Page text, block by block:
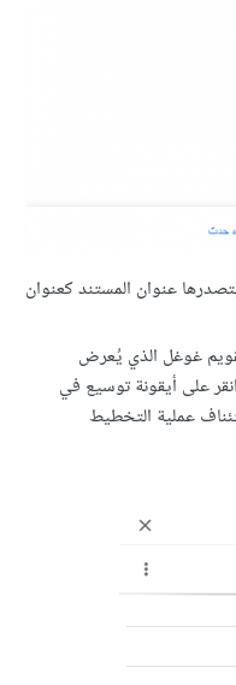
عنوان المستند كعنوان
غوغل الذي يُعرض
على أيقونة توسيع في
عملية التخطيط